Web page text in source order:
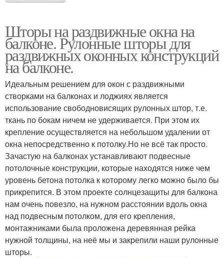
Шторы на раздвижные окна на
балконе. Рулонные шторы для
раздвижных оконных конструкций
на балконе.
Идеальным решением для окон с раздвижными
створками на балконах и лоджиях является
использование свободновисящих рулонных штор, т.е.
ткань по бокам ничем не удерживается. При этом их
крепление осуществляется на небольшом удалении от
окна непосредственно к потолку.Но не всё так просто.
Зачастую на балконах устанавливают подвесные
потолочные конструкции, которые находятся ниже чем
уровень бетона потолка к которому легко можно было бы
прикрепится. В этом проекте солнцезащиты для балкона
нам очень повезло, на нужном расстоянии вдоль окна
над подвесным потолком, для его крепления,
монтажниками была проложена деревянная рейка
нужной толщины, на неё мы и закрепили наши рулонные
шторы.